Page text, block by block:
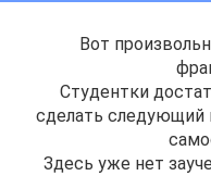
Вот
Студентки
сделать следующий
Здесь уже нет